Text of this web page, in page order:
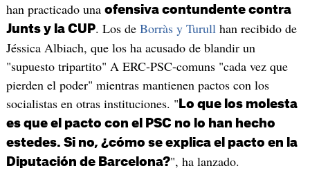
han practicado una ofensiva contundente contra
Junts y la CUP. Los de Borràs y Turullhan recibido de
Jéssica Albiach, que los ha acusado de blandir un
"supuesto tripartito" A ERC-PSC-comuns "cada vez que
pierden el poder" mientras mantienen pactos con los
socialistas en otras instituciones. " Lo que los molesta
es que el pacto con el PSC no lo han hecho
estedes. Si no, ¿cómo se explica el pacto en la
Diputación de Barcelona?", ha lanzado.